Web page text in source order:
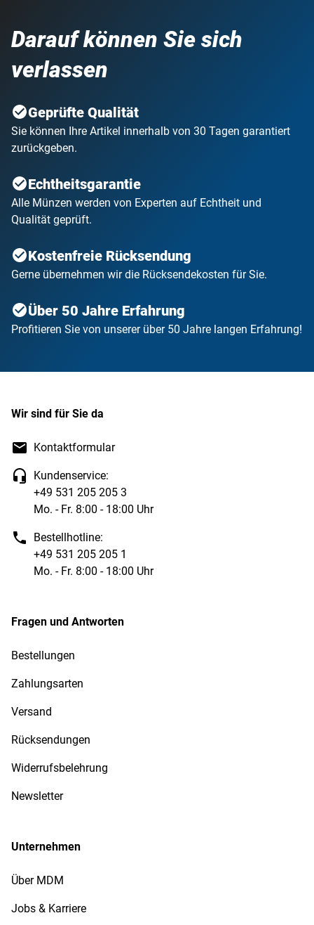
Darauf können Sie sich
verlassen
Geprüfte Qualität
Sie können Ihre Artikel innerhalb von 30 Tagen garantiert
zurückgeben.
Echtheitsgarantie
Alle Münzen werden von Experten auf Echtheit und
Qualität geprüft.
Kostenfreie Rücksendung
Gerne übernehmen wir die Rücksendekosten für Sie.
Über 50 Jahre Erfahrung
Profitieren Sie von unserer über 50 Jahre langen Erfahrung!
Wir sind für Sie da
Kontaktformular
Kundenservice:
+49 531 205 205 3
Mo. - Fr. 8:00 - 18:00 Uhr
Bestellhotline:
+49 531 205 205 1
Mo. - Fr. 8:00 - 18:00 Uhr
Fragen und Antworten
Bestellungen
Zahlungsarten
Versand
Rücksendungen
Widerrufsbelehrung
Newsletter
Unternehmen
Über MDM
Jobs & Karriere